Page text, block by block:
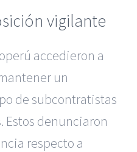
vigilante
accedieron a
un
de subcontratistas
Estos denunciaron
respecto a